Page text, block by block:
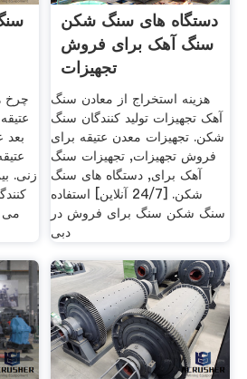
چرخ
زنی.
می
دستگاه های سنگ شکن
سنگ آهک برای فروش
تجهیزات
هزینه استخراج از معادن سنگ
آهک تجهیزات تولید کنندگان سنگ
شکن. تجهیزات معدن عتیقه برای
فروش تجهیزات, تجهیزات سنگ
آهک برای, دستگاه های سنگ
شکن. [24/7 آنلاین] استفاده
سنگ شکن سنگ برای فروش در
دبی